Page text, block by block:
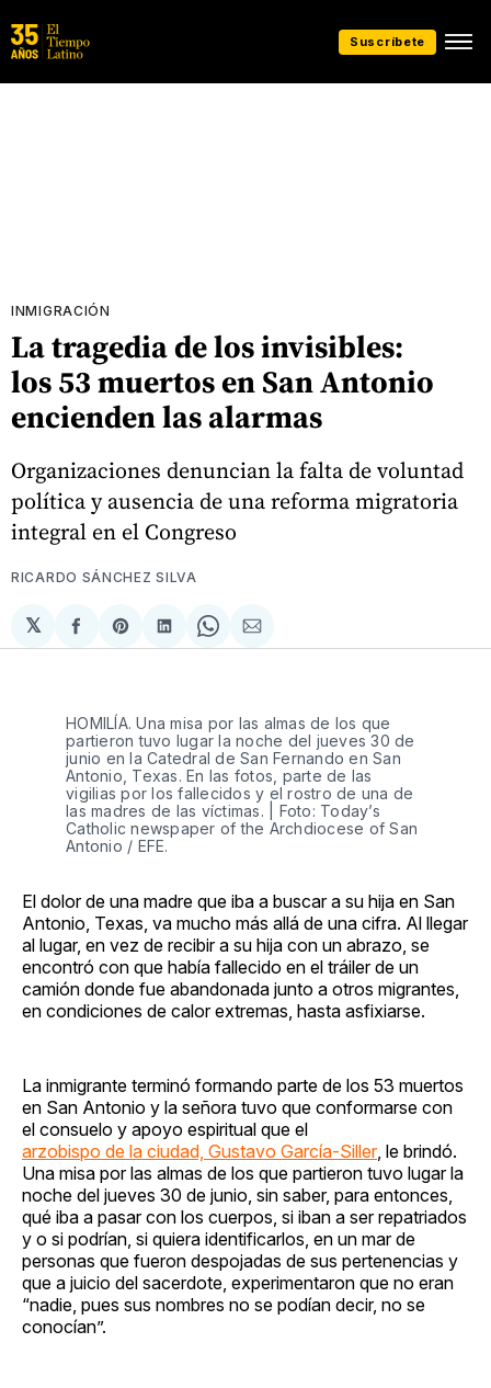
Suscríbete
INMIGRACIÓN
La tragedia de los invisibles:
los 53 muertos en San Antonio
encienden las alarmas
Organizaciones denuncian la falta de voluntad
política y ausencia de una reforma migratoria
integral en el Congreso
RICARDO SÁNCHEZ SILVA
𝕏
Compartir
en
Share
on
Compartir
en
Share
on
Compartir
via
HOMILÍA. Una misa por las almas de los que
partieron tuvo lugar la noche del jueves 30 de
junio en la Catedral de San Fernando en San
Antonio, Texas. En las fotos, parte de las
vigilias por los fallecidos y el rostro de una de
las madres de las víctimas. | Foto: Today’s
Catholic newspaper of the Archdiocese of San
Antonio / EFE.
El dolor de una madre que iba a buscar a su hija en San
Antonio, Texas, va mucho más allá de una cifra. Al llegar
al lugar, en vez de recibir a su hija con un abrazo, se
encontró con que había fallecido en el tráiler de un
camión donde fue abandonada junto a otros migrantes,
en condiciones de calor extremas, hasta asfixiarse.
La inmigrante terminó formando parte de los 53 muertos
en San Antonio y la señora tuvo que conformarse con
el consuelo y apoyo espiritual que el
arzobispo de la ciudad, Gustavo García-Siller, le brindó.
Una misa por las almas de los que partieron tuvo lugar la
noche del jueves 30 de junio, sin saber, para entonces,
qué iba a pasar con los cuerpos, si iban a ser repatriados
y o si podrían, si quiera identificarlos, en un mar de
personas que fueron despojadas de sus pertenencias y
que a juicio del sacerdote, experimentaron que no eran
“nadie, pues sus nombres no se podían decir, no se
conocían”.